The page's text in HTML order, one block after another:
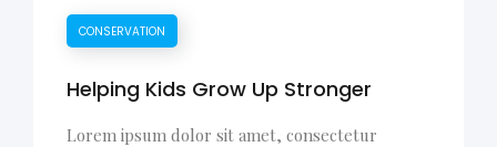
CONSERVATION
Helping Kids Grow Up Stronger
Lorem ipsum dolor sit amet, consectetur